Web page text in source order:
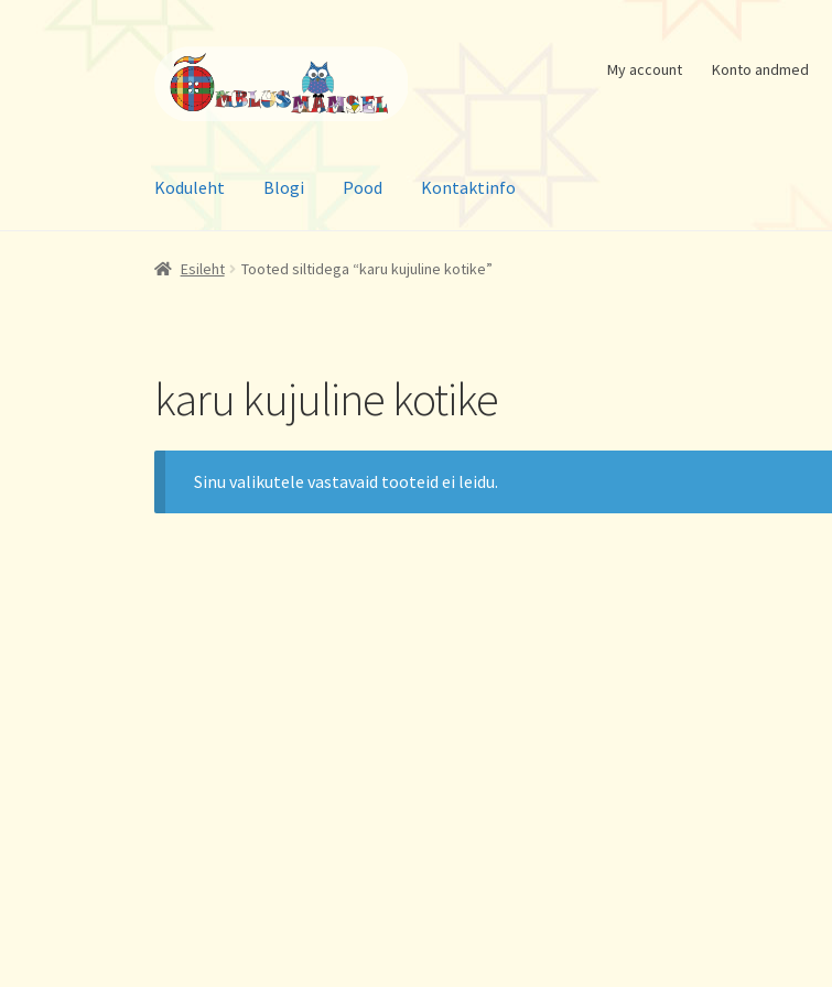
Liigu
navigeerimisele
Liigu
sisu
juurde
My account Konto andmed
Koduleht Blogi Pood Kontaktinfo
Esileht Tooted siltidega “karu kujuline kotike”
karu kujuline kotike
Sinu valikutele vastavaid tooteid ei leidu.